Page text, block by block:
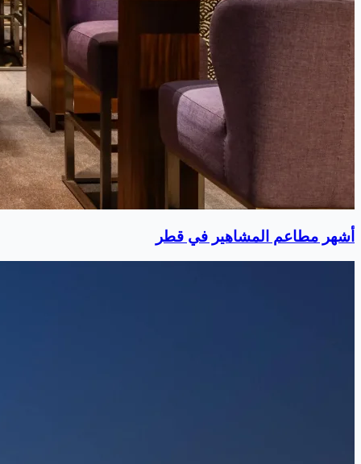
أشهر مطاعم المشاهير في قطر